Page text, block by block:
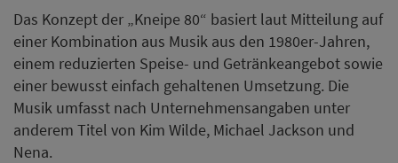
Das Konzept der „Kneipe 80“ basiert laut Mitteilung auf
einer Kombination aus Musik aus den 1980er-Jahren,
einem reduzierten Speise- und Getränkeangebot sowie
einer bewusst einfach gehaltenen Umsetzung. Die
Musik umfasst nach Unternehmensangaben unter
anderem Titel von Kim Wilde, Michael Jackson und
Nena.